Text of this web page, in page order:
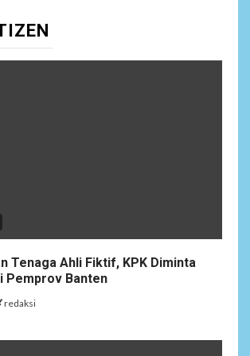
Lepas Masa Tugas, AKBP
Restu Wijayanto Dikenang
Sebagai Kapolres Humanis
Bantu Atasi Kesulitan Warga
Perbatasan, Pos Kotis
Satgas Yonarmed
4.000 Liter Air Bersih Gratis
Tenaga Ahli Fiktif, KPK Diminta
Pemprov Banten
redaksi